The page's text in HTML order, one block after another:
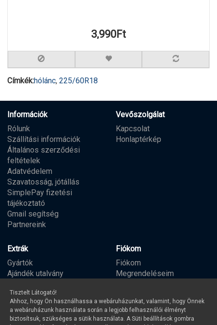
3,990Ft
Címkék:hólánc, 225/60R18
Információk
Rólunk
Szállítási információk
Általános szerződési
feltételek
Adatvédelem
Szavatosság, jótállás
SimplePay fizetési
tájékoztató
Gmail segítség
Partnereink
Vevőszolgálat
Kapcsolat
Honlaptérkép
Extrák
Gyártók
Ajándék utalvány
Fiókom
Fiókom
Megrendeléseim
Tisztelt Látogató!
Ahhoz, hogy Ön használhassa a webáruházunkat, valamint, hogy Önnek
a webáruházunk használata során a legjobb felhasználói élményt
biztosítsuk, szükséges a sütik használata. A Süti beállítások gombra